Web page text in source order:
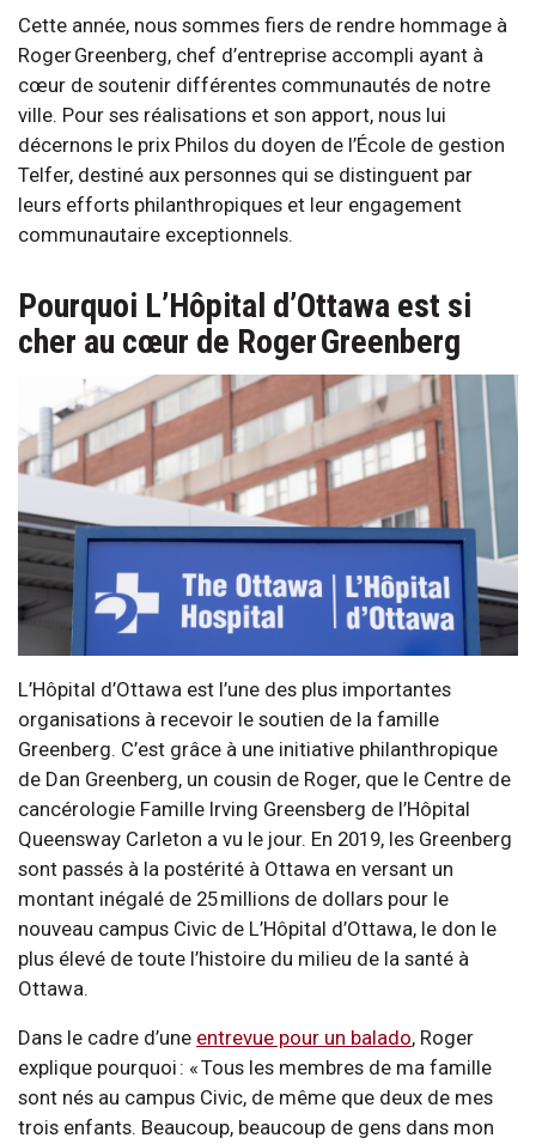
Cette année, nous sommes fiers de rendre hommage à
Roger Greenberg, chef d’entreprise accompli ayant à
cœur de soutenir différentes communautés de notre
ville. Pour ses réalisations et son apport, nous lui
décernons le prix Philos du doyen de l’École de gestion
Telfer, destiné aux personnes qui se distinguent par
leurs efforts philanthropiques et leur engagement
communautaire exceptionnels.
Pourquoi L’Hôpital d’Ottawa est si
cher au cœur de Roger Greenberg
L’Hôpital d’Ottawa est l’une des plus importantes
organisations à recevoir le soutien de la famille
Greenberg. C’est grâce à une initiative philanthropique
de Dan Greenberg, un cousin de Roger, que le Centre de
cancérologie Famille Irving Greensberg de l’Hôpital
Queensway Carleton a vu le jour. En 2019, les Greenberg
sont passés à la postérité à Ottawa en versant un
montant inégalé de 25 millions de dollars pour le
nouveau campus Civic de L’Hôpital d’Ottawa, le don le
plus élevé de toute l’histoire du milieu de la santé à
Ottawa.
Dans le cadre d’une entrevue pour un balado, Roger
explique pourquoi : « Tous les membres de ma famille
sont nés au campus Civic, de même que deux de mes
trois enfants. Beaucoup, beaucoup de gens dans mon